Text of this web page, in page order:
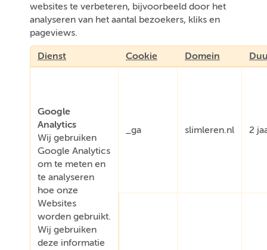
websites te verbeteren, bijvoorbeeld door het
analyseren van het aantal bezoekers, kliks en
pageviews.
Dienst Cookie Domein
Google
Analytics
Wij gebruiken
Google Analytics
om te meten en
te analyseren
hoe onze
Websites
worden gebruikt.
Wij gebruiken
deze informatie
_ga slimleren.nl 2